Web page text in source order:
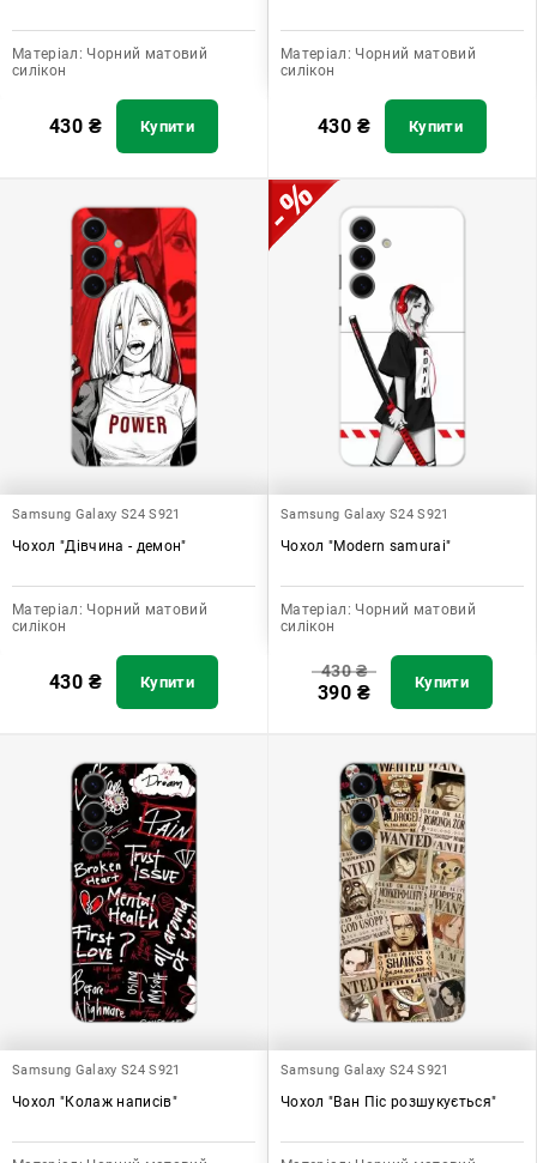
Матеріал: Чорний матовий
силікон
430 ₴ Купити
Матеріал: Чорний матовий
силікон
430 ₴ Купити
Samsung Galaxy S24 S921
Чохол "Дівчина - демон"
Матеріал: Чорний матовий
силікон
430 ₴ Купити
Samsung Galaxy S24 S921
Чохол "Modern samurai"
Матеріал: Чорний матовий
силікон
430₴
390 ₴ Купити
Samsung Galaxy S24 S921
Чохол "Колаж написів"
Samsung Galaxy S24 S921
Чохол "Ван Піс розшукується"